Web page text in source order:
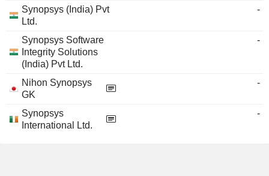
Synopsys (India) Pvt
Ltd.
-
Synopsys Software
Integrity Solutions
(India) Pvt Ltd.
-
Nihon Synopsys
GK
-
Synopsys
International Ltd.
-